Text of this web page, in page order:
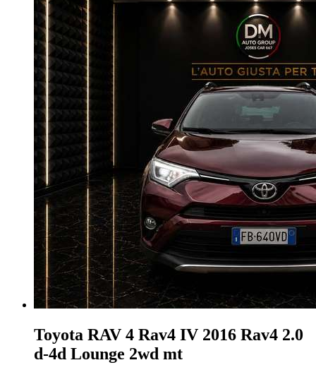
Toyota RAV 4 Rav4 IV 2016 Rav4 2.0
d-4d Lounge 2wd mt